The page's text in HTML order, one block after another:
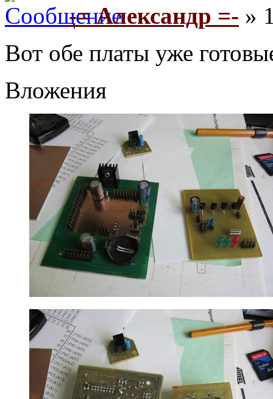
-= Александр =- »
Вот обе платы уже
Вложения